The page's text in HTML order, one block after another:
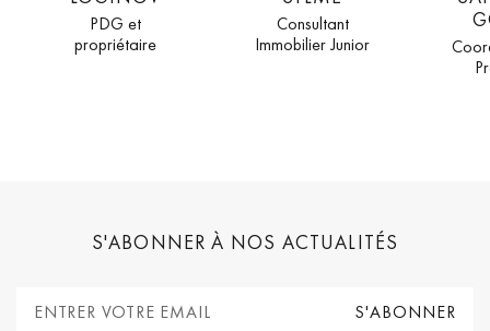
PDG et
propriétaire
Consultant
Immobilier Junior
S'ABONNER À NOS ACTUALITÉS